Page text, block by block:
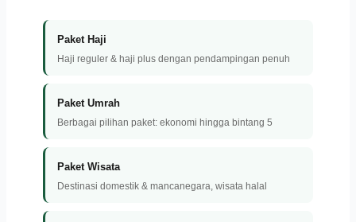
Paket Haji
Haji reguler & haji plus dengan pendampingan penuh
Paket Umrah
Berbagai pilihan paket: ekonomi hingga bintang 5
Paket Wisata
Destinasi domestik & mancanegara, wisata halal